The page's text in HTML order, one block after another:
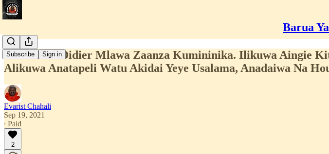
Barua
Subscribe Sign in
Taarifa Za Didier Mlawa Zaanza Kumininika. Ilikuwa Aingie
Alikuwa Anatapeli Watu Akidai Yeye Usalama, Anadaiwa Na
Evarist Chahali
Sep 19, 2021
∙ Paid
2